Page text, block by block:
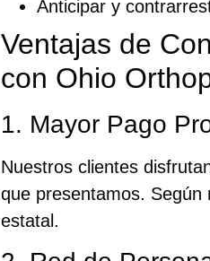
Anticipar y
Ventajas de
con Ohio
1. Mayor Pago
Nuestros clientes
que presentamos.
estatal.